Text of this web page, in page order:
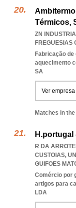
Térmicos,
ZN
FREGUESIAS
Fabricação
aquecimento
SA
Ver empresa
Matches in
R DA
CUSTOIAS,
GUIFOES
Comércio por
artigos para
LDA